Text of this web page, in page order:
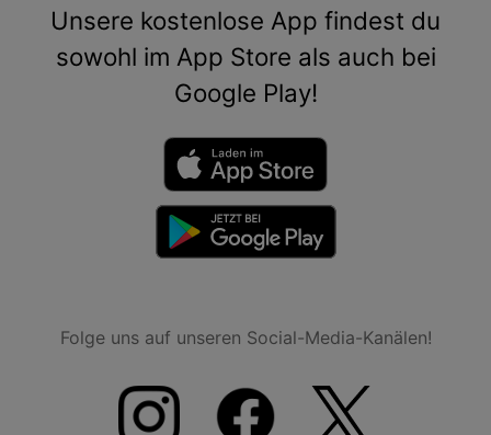
Unsere kostenlose App findest du
sowohl im App Store als auch bei
Google Play!
Folge uns auf unseren Social-Media-Kanälen!